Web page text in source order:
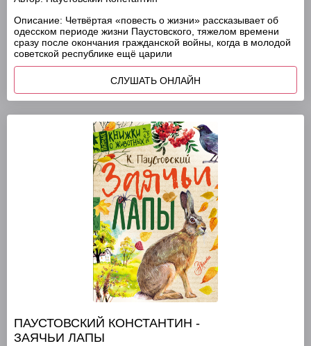
Описание: Четвёртая «повесть о жизни» рассказывает об
одесском периоде жизни Паустовского, тяжелом времени
сразу после окончания гражданской войны, когда в молодой
советской республике ещё царили
СЛУШАТЬ ОНЛАЙН
ПАУСТОВСКИЙ КОНСТАНТИН -
ЗАЯЧЬИ ЛАПЫ